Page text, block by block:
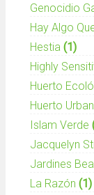
Genocidio
Hay Algo
Hestia (1)
Highly
Huerto
Huerto
Islam Verde
Jacquelyn
Jardines
La Razón (1)